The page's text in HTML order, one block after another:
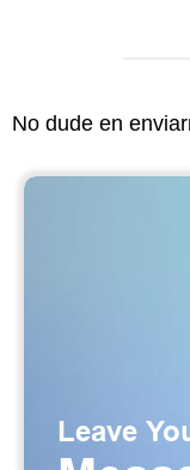
No dude en